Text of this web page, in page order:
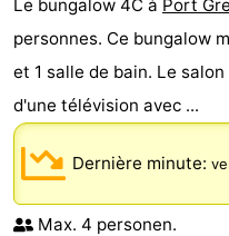
Le bungalow 4C à Port
personnes. Ce bungalow
et 1 salle de bain. Le
d'une télévision avec ...
Dernière minute:
Max. 4 personen.